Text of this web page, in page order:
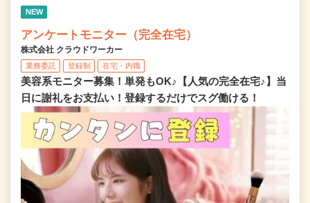
NEW
アンケートモニター（完全在宅）
株式会社 クラウドワーカー
業務委託 登録制 在宅・内職
美容系モニター募集！単発もOK♪【人気の完全在宅♪】当
日に謝礼をお支払い！登録するだけでスグ働ける！